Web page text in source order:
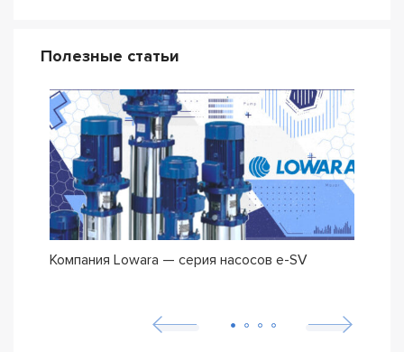
Полезные статьи
Компания Lowara — серия насосов e-SV